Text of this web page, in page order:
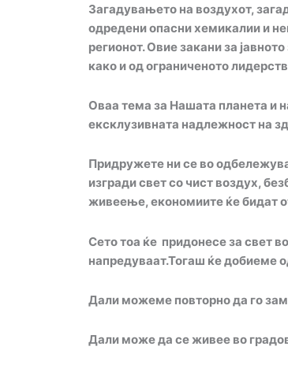
Загадувањето на воздухот,
одредени опасни хемикалии и
регионот. Овие закани за
како и од ограниченото
Оваа тема за Нашата планета и
ексклузивната надлежност на
Придружете ни се во
изградисвет со чист воздух,
живеење, економиите ќе бидат
Сето тоа ќе придонесеза свет
напредуваат.Тогаш ќе добиеме
Дали можеме повторно да го
Дали може да се живее во